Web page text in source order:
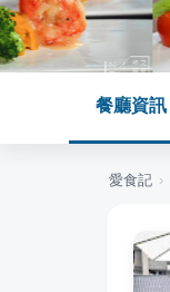
餐廳資訊
愛食記 ›